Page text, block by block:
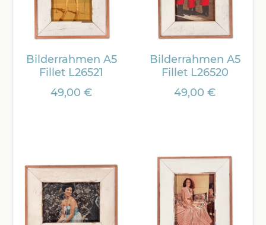
Bilderrahmen A5
Fillet L26521
49,00 €
Bilderrahmen A5
Fillet L26520
49,00 €